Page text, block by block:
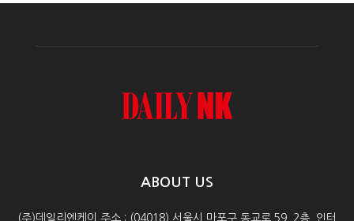
ABOUT US
(주)데일리엔케이 주소 : (04018) 서울시 마포구 동교로 59, 2층, 인터